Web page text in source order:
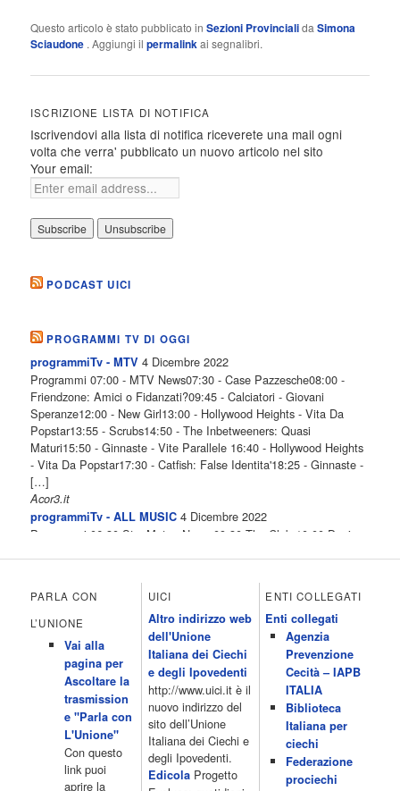
Questo articolo è stato pubblicato inSezioni ProvincialidaSimona
Sciaudone . Aggiungi ilpermalinkai segnalibri.
ISCRIZIONE LISTA DI NOTIFICA
Iscrivendovi alla lista di notifica riceverete una mail ogni
volta che verra' pubblicato un nuovo articolo nel sito
Your email:
PODCAST UICI
PROGRAMMI TV DI OGGI
programmiTv - MTV 4 Dicembre 2022
Programmi 07:00 - MTV News07:30 - Case Pazzesche08:00 -
Friendzone: Amici o Fidanzati?09:45 - Calciatori - Giovani
Speranze12:00 - New Girl13:00 - Hollywood Heights - Vita Da
Popstar13:55 - Scrubs14:50 - The Inbetweeners: Quasi
Maturi15:50 - Ginnaste - Vite Parallele 16:40 - Hollywood Heights
- Vita Da Popstar17:30 - Catfish: False Identita'18:25 - Ginnaste -
[…]
Acor3.it
programmiTv - ALL MUSIC 4 Dicembre 2022
Programmi 06.30 Star.Meteo.News 09.30 The Club 10.00 Deejay
All News 16.05 Rotazione musicale 19.00 All News 19.05 The
Club 19.30 19.30 Human Guinea Pigs 20.00 Inbox 21.00 Code
Monkeys 21.30 Sons of Butcher […]
programmiTv - ITALIA 1 4 Dicembre 2022
Programmi 06.35 Cartoni Animati 09.05 Telefilm:Starsky & Hutch
10.10 Telefilm:Supercar 12.15 12.15 Secondo voi 12.25 Studio
Aperto 13.00 Studio Sport 13.40 Cartoni animati 14.30 I Simpson
15.00 Telefilm:Paso adelante 15.55 15.55 Telefilm:Wildfire 16.50
Cartoni animati 18.30 Studio Aperto 19.05 Don Luca c'� 19.35
19.35 Medici miei 20.05 Camera caf� 20.30 La ruota della
fortuna 21.10 […]
PARLA CON
L’UNIONE
Vai alla
pagina per
Ascoltare la
trasmission
e "Parla con
L'Unione"
Con questo
link puoi
aprire la
UICI
Altro indirizzo web
dell'Unione
Italiana dei Ciechi
e degli Ipovedenti
http://www.uici.it è il
nuovo indirizzo del
sito dell’Unione
Italiana dei Ciechi e
degli Ipovedenti.
EdicolaProgetto
ENTI COLLEGATI
Enti collegati
Agenzia
Prevenzione
Cecità – IAPB
ITALIA
Biblioteca
Italiana per
ciechi
Federazione
prociechi